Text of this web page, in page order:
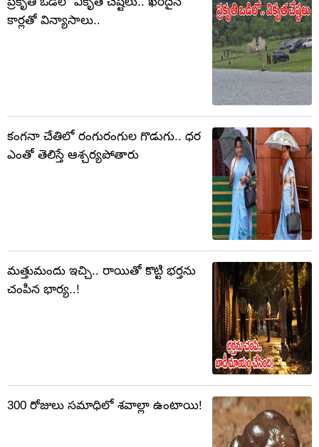
కార్లతో విన్యాసాలు..
కంగనా చేతిలో రంగురంగుల గొడుగు.. ధర
ఎంతో తెలిస్తే ఆశ్చర్యపోతారు
మత్తుమందు ఇచ్చి.. రాయితో కొట్టి భర్తను
చంపిన భార్య..!
300 రోజులు సమాధిలో శవాల్లా ఉంటాయి!